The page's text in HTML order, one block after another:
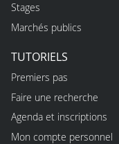
Stages
Marchés publics
TUTORIELS
Premiers pas
Faire une recherche
Agenda et inscriptions
Mon compte personnel